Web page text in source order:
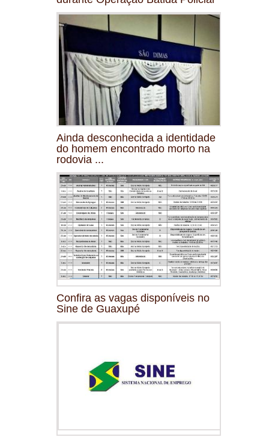
Ainda desconhecida a identidade
do homem encontrado morto na
rodovia ...
Confira as vagas disponíveis no
Sine de Guaxupé